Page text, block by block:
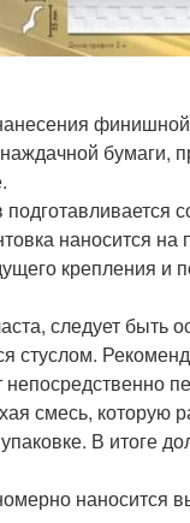
бумаги,
наносится
крепления
следует
смесь, которую
В итоге
наносится